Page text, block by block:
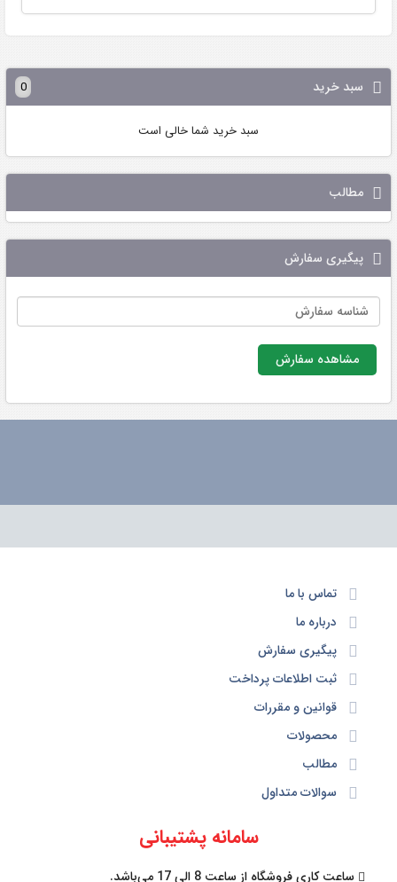
سبد خرید 0
سبد خرید شما خالی است
مطالب
پیگیری سفارش
مشاهده سفارش
تماس با ما
درباره ما
پیگیری سفارش
ثبت اطلاعات پرداخت
قوانین و مقررات
محصولات
مطالب
سوالات متداول
سامانه پشتیبانی
ساعت کاری فروشگاه از ساعت 8 الی 17 می‌باشد.